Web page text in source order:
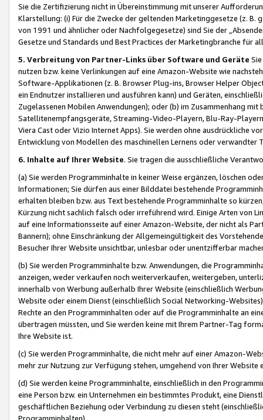
Sie die Zertifizierung nicht in Übereinstimmung mit unserer
Klarstellung: (i) Für die Zwecke der geltenden Marketinggesetze (z. B.
von 1991 und ähnlicher oder Nachfolgegesetze) sind Sie der
Gesetze und Standards und Best Practices der Marketingbranche für
5. Verbreitung von Partner-Links über Software und Geräte
nutzen bzw. keine Verlinkungen auf eine Amazon-Website wie
Software-Applikationen (z. B. Browser Plug-ins, Browser Helper
ein Endnutzer installieren und ausführen kann) und Geräten,
Zugelassenen Mobilen Anwendungen); oder (b) im Zusammenhang
Satellitenempfangsgeräte, Streaming-Video-Playern, Blu-Ray-
Viera Cast oder Vizio Internet Apps). Sie werden ohne ausdrückliche
Entwicklung von Modellen des maschinellen Lernens oder
6. Inhalte auf Ihrer Website. Sie tragen die ausschließliche
(a) Sie werden Programminhalte in keiner Weise ergänzen, löschen
Informationen; Sie dürfen aus einer Bilddatei bestehende
erhalten bleiben bzw. aus Text bestehende Programminhalte so
Kürzung nicht sachlich falsch oder irreführend wird. Einige Arten von
auf eine Informationsseite auf einer Amazon-Website, der nicht als
Bannern); ohne Einschränkung der Allgemeingültigkeit des
Besucher Ihrer Website unsichtbar, unlesbar oder unentzifferbar
(b) Sie werden Programminhalte bzw. Anwendungen, die
anzeigen, weder verkaufen noch weiterverkaufen, weitergeben,
innerhalb von Werbung außerhalb Ihrer Website (einschließlich
Website oder einem Dienst (einschließlich Social Networking-
Rechte an den Programminhalten oder auf die Programminhalte an
übertragen müssten, und Sie werden keine mit Ihrem Partner-Tag
Ihre Website ist.
(c) Sie werden Programminhalte, die nicht mehr auf einer Amazon-
mehr zur Nutzung zur Verfügung stehen, umgehend von Ihrer
(d) Sie werden keine Programminhalte, einschließlich in den
eine Person bzw. ein Unternehmen ein bestimmtes Produkt, eine
geschäftlichen Beziehung oder Verbindung zu diesen steht
Programminhalten).